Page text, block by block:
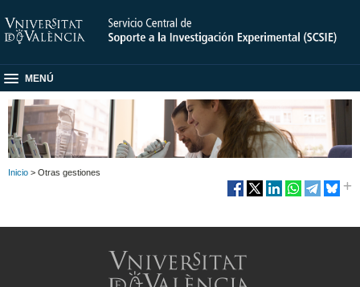
MENÚ
Inicio > Otras gestiones